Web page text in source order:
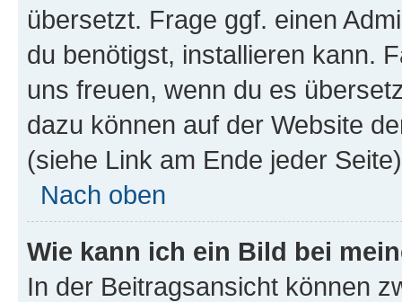
übersetzt. Frage ggf. einen
du benötigst, installieren kann.
uns freuen, wenn du es
dazu können auf der Website
(siehe Link am Ende jeder
Nach oben
Wie kann ich ein Bild bei
In der Beitragsansicht können